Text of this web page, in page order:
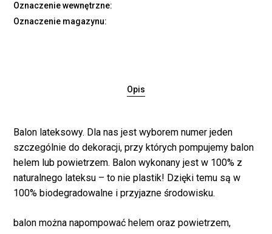
Brak produktów w
koszyku.
Oznaczenie wewnętrzne:
Oznaczenie magazynu:
Opis
Balon lateksowy. Dla nas jest wyborem numer jeden
szczególnie do dekoracji, przy których pompujemy balon
helem lub powietrzem. Balon wykonany jest w 100% z
naturalnego lateksu – to nie plastik! Dzięki temu są w
100% biodegradowalne i przyjazne środowisku.
balon można napompować helem oraz powietrzem,